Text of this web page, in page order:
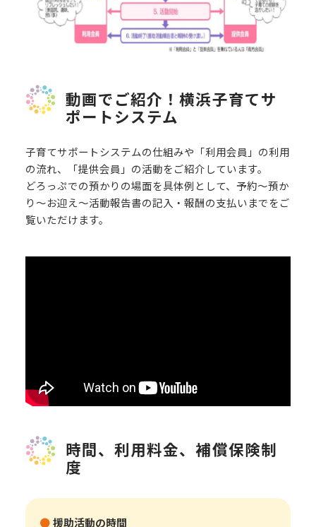
動画でご紹介！横浜子育てサ
ポートシステム
子育てサポートシステムの仕組みや「利用会員」の利用
の流れ、「提供会員」の活動をご紹介しています。
どろっぷでの預かりの場面を具体例として、予約～預か
り～お迎え～活動報告書の記入・報酬の支払いまでをご
覧いただけます。
時間、利用料金、補償保険制
度
援助活動の時間